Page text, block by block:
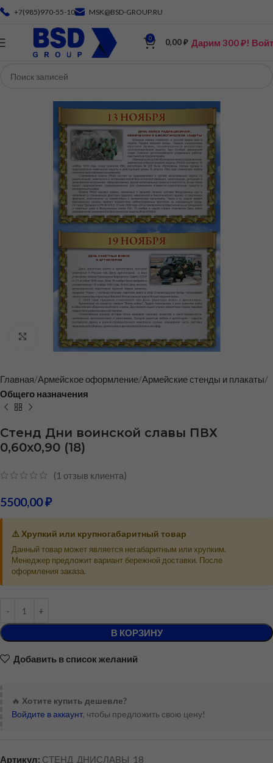
+7(985)970-55-10 MSK@BSD-GROUP.RU
0 0,00₽ Дарим 300 ₽!
Нажмите, чтобы увеличить
Главная Армейское оформление Армейские стенды и плакаты
Общего назначения
Стенд Дни воинской славы ПВХ
0,60х0,90 (18)
(1 отзыв клиента)
5500,00₽
⚠️ Хрупкий или крупногабаритный товар
Данный товар может является негабаритным или хрупким.
Менеджер предложит вариант бережной доставки. После
оформления заказа.
В КОРЗИНУ
Добавить в список желаний
🔥 Хотите купить дешевле?
Войдите в аккаунт, чтобы предложить свою цену!
Артикул: СТЕНД_ДНИСЛАВЫ_18